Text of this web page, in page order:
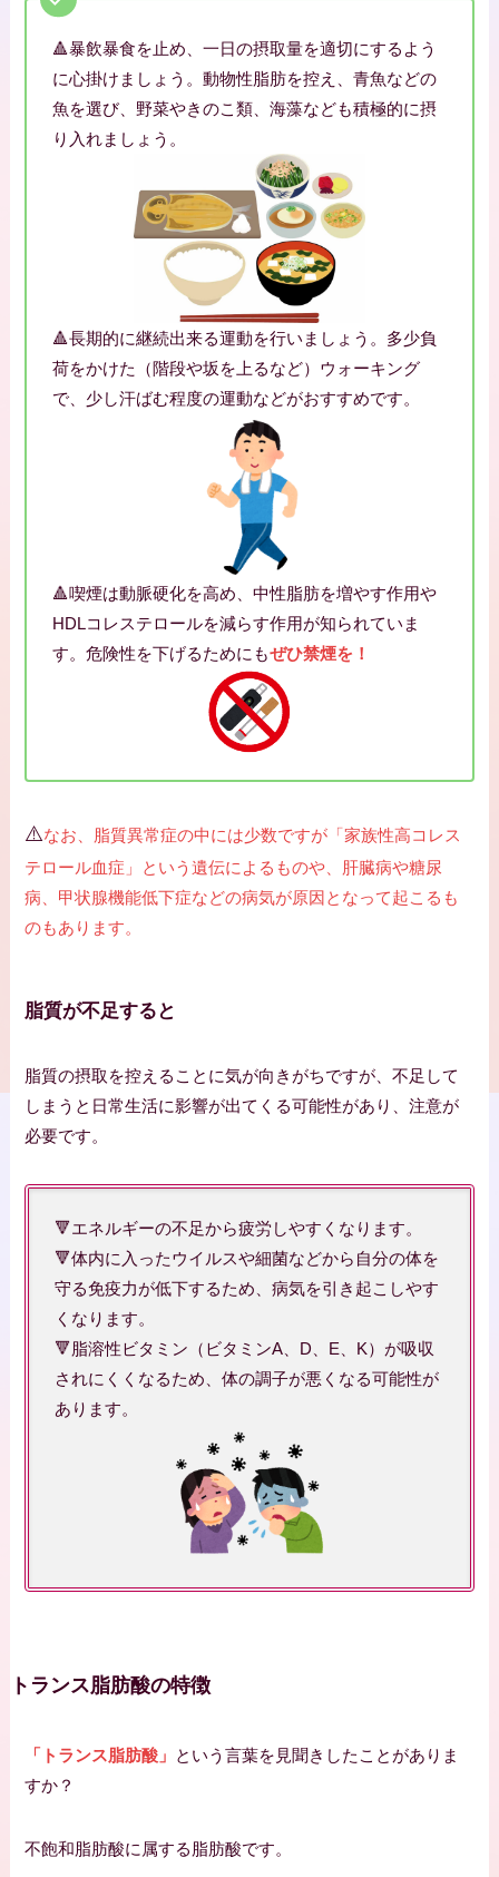
🔺暴飲暴食を止め、一日の摂取量を適切にするよう
に心掛けましょう。動物性脂肪を控え、青魚などの
魚を選び、野菜やきのこ類、海藻なども積極的に摂
り入れましょう。
🔺長期的に継続出来る運動を行いましょう。多少負
荷をかけた（階段や坂を上るなど）ウォーキング
で、少し汗ばむ程度の運動などがおすすめです。
🔺喫煙は動脈硬化を高め、中性脂肪を増やす作用や
HDLコレステロールを減らす作用が知られていま
す。危険性を下げるためにもぜひ禁煙を！
⚠️なお、脂質異常症の中には少数ですが「家族性高コレス
テロール血症」という遺伝によるものや、肝臓病や糖尿
病、甲状腺機能低下症などの病気が原因となって起こるも
のもあります。
脂質が不足すると
脂質の摂取を控えることに気が向きがちですが、不足して
しまうと日常生活に影響が出てくる可能性があり、注意が
必要です。
🔻エネルギーの不足から疲労しやすくなります。
🔻体内に入ったウイルスや細菌などから自分の体を
守る免疫力が低下するため、病気を引き起こしやす
くなります。
🔻脂溶性ビタミン（ビタミンA、D、E、K）が吸収
されにくくなるため、体の調子が悪くなる可能性が
あります。
トランス脂肪酸の特徴
「トランス脂肪酸」 という言葉を見聞きしたことがありま
すか？
不飽和脂肪酸に属する脂肪酸です。